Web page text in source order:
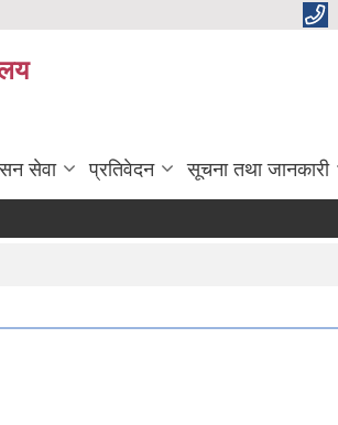
सेवा प्रतिवेदन सूचना तथा जानकारी